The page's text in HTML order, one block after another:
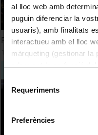
al lloc web amb
puguin diferenciar la
usuaris), amb finalitats
interactueu amb el lloc
màrqueting (gestionar la
consultar laPolítica de
Selecció
Requeriments
Preferències
Panel 3. Discussion
11 maig, 2016